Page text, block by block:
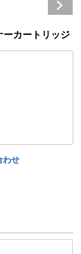
カートリッジ
わせ